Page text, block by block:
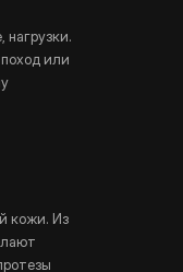
нагрузки.
или
кожи. Из